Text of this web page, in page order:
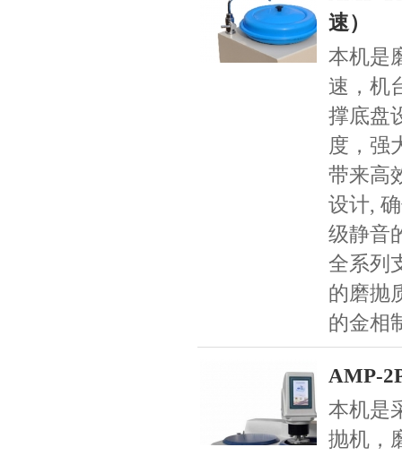
速）
本机是
速，机
撑底盘
度，强
带来高
设计,
级静音
全系列
的磨抛
的金相
AMP-
本机是
抛机，